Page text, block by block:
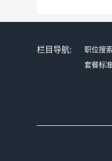
栏目导航: 职位搜索
套餐标准